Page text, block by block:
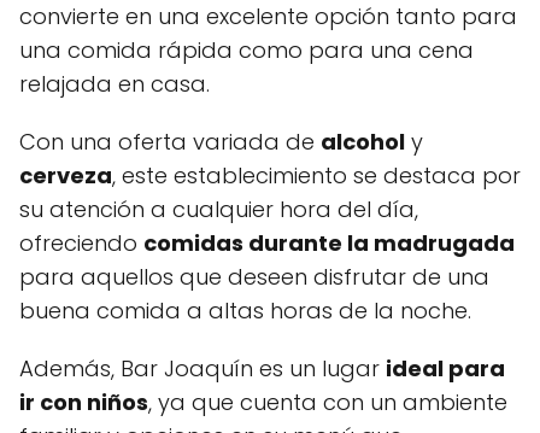
convierte en una excelente opción tanto para
una comida rápida como para una cena
relajada en casa.
Con una oferta variada de alcohol y
cerveza, este establecimiento se destaca por
su atención a cualquier hora del día,
ofreciendo comidas durante la madrugada
para aquellos que deseen disfrutar de una
buena comida a altas horas de la noche.
Además, Bar Joaquín es un lugar ideal para
ir con niños, ya que cuenta con un ambiente